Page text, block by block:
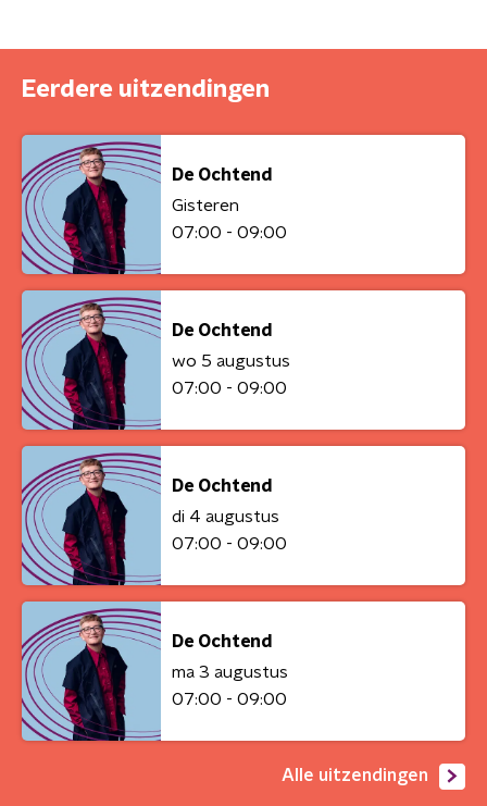
Eerdere uitzendingen
De Ochtend
Gisteren
07:00 - 09:00
De Ochtend
wo 5 augustus
07:00 - 09:00
De Ochtend
di 4 augustus
07:00 - 09:00
De Ochtend
ma 3 augustus
07:00 - 09:00
Alle uitzendingen